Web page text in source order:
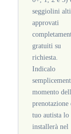
seggiolini alti
approvati
gratuiti su
richiesta.
Indicalo
momento
prenotazione
tuo autista lo
installerà nel